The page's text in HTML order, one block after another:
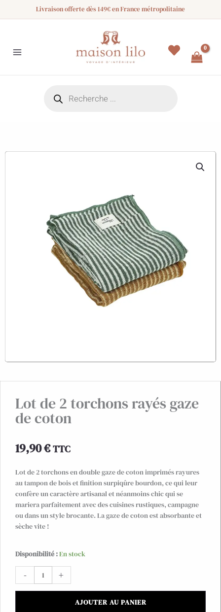
Livraison offerte dès 149€ en France métropolitaine
produits
Lot de 2 torchons rayés gaze
de coton
19,90€TTC
Lot de 2 torchons en double gaze de coton imprimés rayures
au tampon de bois et finition surpiqûre bourdon, ce qui leur
confère un caractère artisanal et néanmoins chic qui se
mariera parfaitement avec des cuisines rustiques, campagne
ou dans un style brocante. La gaze de coton est absorbante et
sèche vite !
Disponibilité :En stock
-
quantité
de
Lot
de
+
AJOUTER AU PANIER